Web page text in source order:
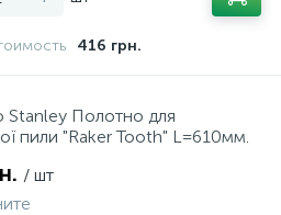
416 грн.
Stanley Полотно для
пили "Raker Tooth" L=610мм.
/ шт